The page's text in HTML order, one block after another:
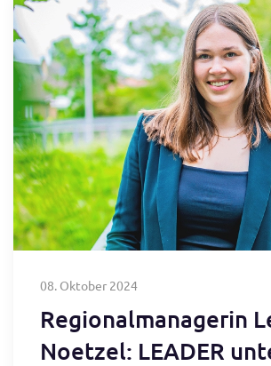
08. Oktober 2024
Regionalmanagerin
Noetzel: LEADER